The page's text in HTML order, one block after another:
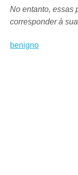
No entanto, essas
corresponder à
benigno